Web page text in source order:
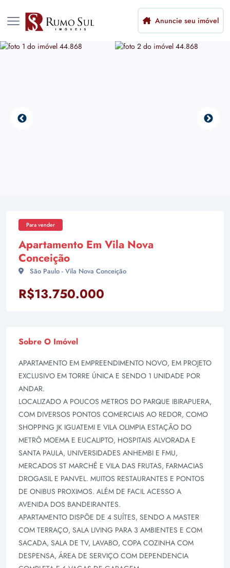
Anuncie seu imóvel
Para vender
Apartamento Em Vila Nova
Conceição
São Paulo - Vila Nova Conceição
R$13.750.000
Sobre O Imóvel
APARTAMENTO EM EMPREENDIMENTO NOVO, EM PROJETO
EXCLUSIVO EM TORRE ÚNICA E SENDO 1 UNIDADE POR
ANDAR.
LOCALIZADO A POUCOS METROS DO PARQUE IBIRAPUERA,
COM DIVERSOS PONTOS COMERCIAIS AO REDOR, COMO
SHOPPING JK IGUATEMI E VILA OLIMPIA ESTAÇÃO DO
METRÔ MOEMA E EUCALIPTO, HOSPITAIS ALVORADA E
SANTA PAULA, UNIVERSIDADES ANHEMBI E FMU,
MERCADOS ST MARCHÊ E VILA DAS FRUTAS, FARMACIAS
DROGASIL E PANVEL. MUITOS RESTAURANTES E PONTOS
DE ONIBUS PROXIMOS. ALÉM DE FACIL ACESSO A
AVENIDA DOS BANDEIRANTES.
APARTAMENTO DISPÕE DE 4 SUÍTES, SENDO A MASTER
COM TERRAÇO, SALA LIVING PARA 3 AMBIENTES E COM
SACADA, SALA DE TV, LAVABO, COPA COZINHA COM
DESPENSA, ÁREA DE SERVIÇO COM DEPENDENCIA